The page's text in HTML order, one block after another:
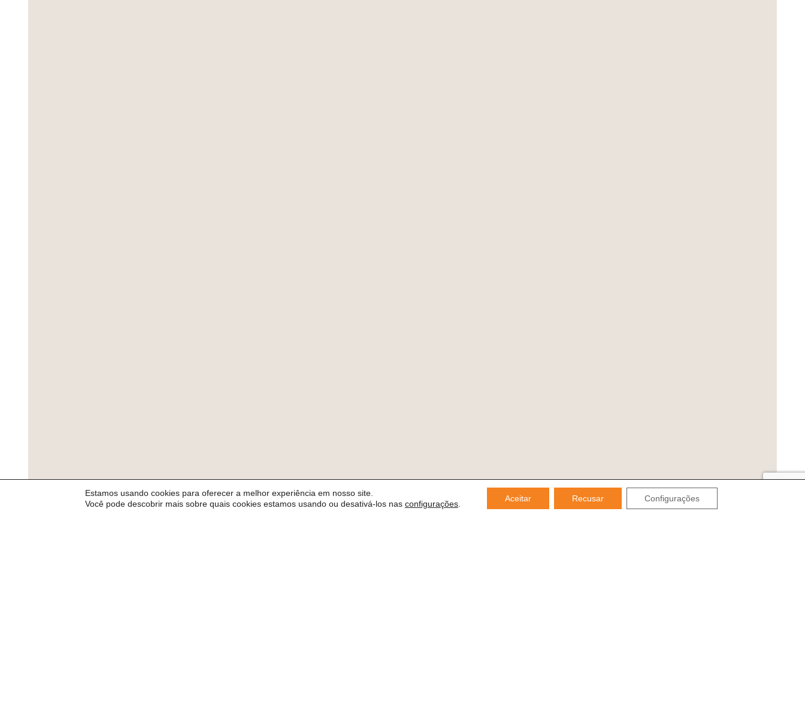
Estamos usando cookies para oferecer a melhor experiência em nosso site.
Você pode descobrir mais sobre quais cookies estamos usando ou desativá-los nas configurações.
Aceitar Recusar Configurações